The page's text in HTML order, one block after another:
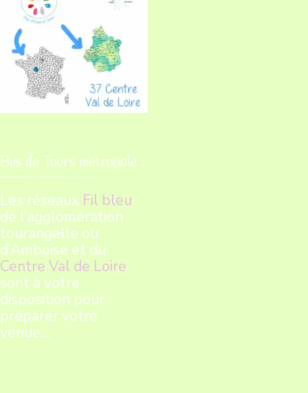
Bus de Tours métropole :
Les réseaux Fil bleu
de l’agglomération
tourangelle ou
d’Amboise et du
Centre Val de Loire
sont à votre
disposition pour
préparer votre
venue…